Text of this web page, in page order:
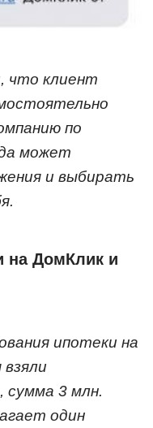
что клиент
по
может
и выбирать
на ДомКлик и
ипотеки на
сумма 3 млн.
один